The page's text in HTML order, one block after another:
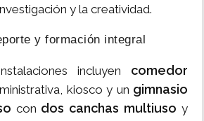
y la creatividad.
y formación integral
incluyen comedor
kiosco y un gimnasio
con dos canchas multiuso y